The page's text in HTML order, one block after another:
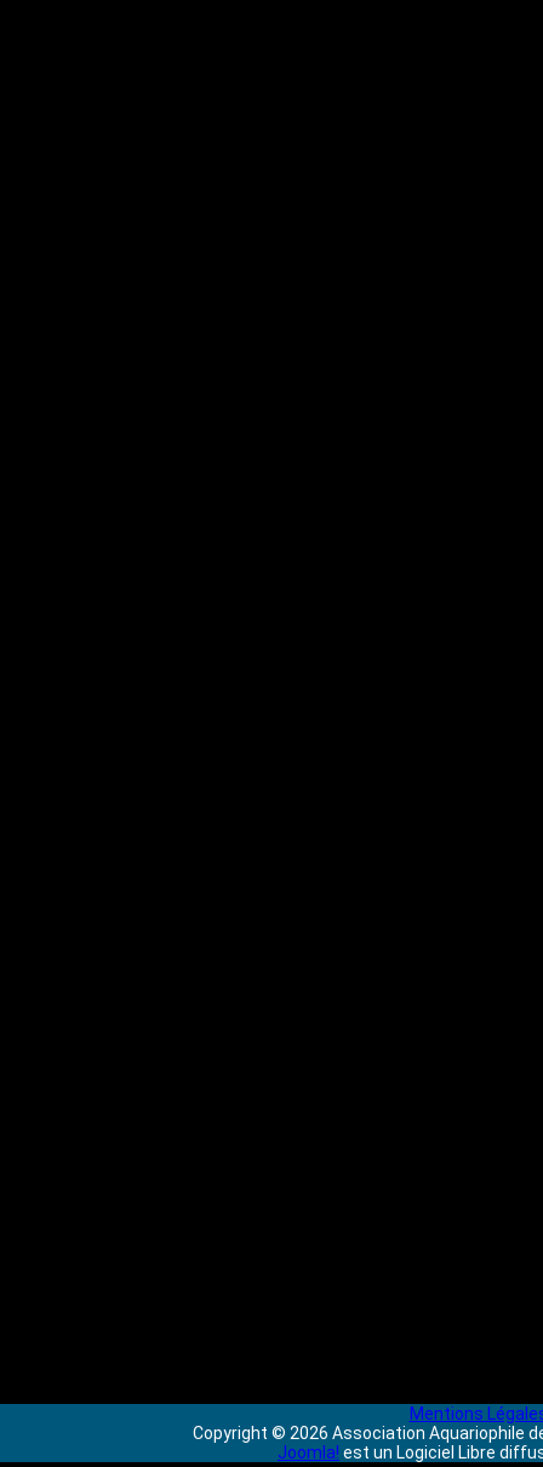
Mentions
Copyright © 2026 Association Aquariophile
Joomla! est un Logiciel Libre